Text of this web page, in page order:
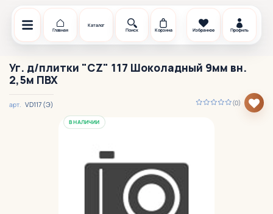
Главная
Каталог
Поиск
Корзина Избранное Профиль
Уг. д/плитки "CZ" 117 Шоколадный 9мм вн.
2,5м ПВХ
(0)
арт. VD117 (Э)
В НАЛИЧИИ